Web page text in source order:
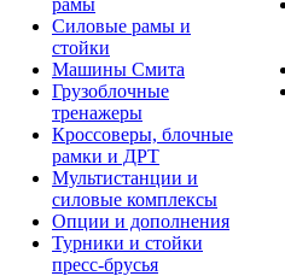
рамы
Силовые рамы и
стойки
Машины Смита
Грузоблочные
тренажеры
Кроссоверы, блочные
рамки и ДРТ
Мультистанции и
силовые комплексы
Опции и дополнения
Турники и стойки
пресс-брусья